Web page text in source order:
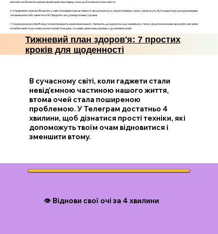
якісний сон. Включіть релаксаційні практики перед сном, щоб поліпшити його якість.
6. Управління стресом: Включіть у свій тижневий план активності, які допоможуть знизити рівень стресу. Це можуть бути медитації, дихальні вправи,
читання книги або заняття хобі. Приділіть час для відпочинку і розваг.
7. Оцінка результатів: В кінці тижня проведіть аналіз виконаного. Запишіть, що вдалося, а що не вийшло, і чому. Це допоможе вам зрозуміти, які зміни
потрібно внести до плану на наступний тиждень, та зафіксувати ваш прогрес у досягненні цілей.
Тижневий план здоров'я: 7 простих
кроків для щоденності
В сучасному світі, коли гаджети стали
невід’ємною частиною нашого життя,
втома очей стала поширеною
проблемою. У Телеграм достатньо 4
хвилини, щоб дізнатися прості техніки, які
допоможуть твоїм очам відновитися і
зменшити втому.
👁️ Віднови свої очі за 4 хвилини